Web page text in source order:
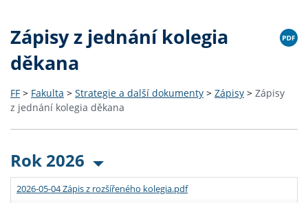
Zápisy z jednání kolegia
děkana
FF > Fakulta > Strategie a další dokumenty > Zápisy > Zápisy
z jednání kolegia děkana
Rok 2026
2026-05-04 Zápis z rozšířeného kolegia.pdf